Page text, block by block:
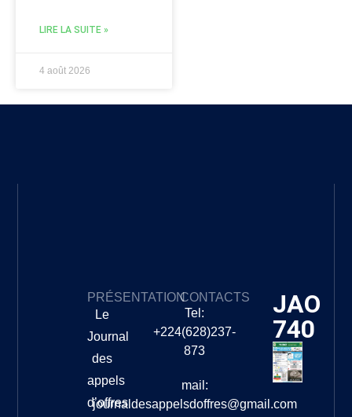
LIRE LA SUITE »
4 août 2026
PRÉSENTATION
Le
Journal
des
appels
d’offres
CONTACTS
Tel:
+224(628)237-
873
mail:
journaldesappelsdoffres@gmail.com
JAO
740